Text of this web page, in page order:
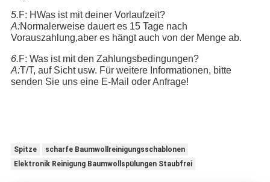
5.F: HWas ist mit deiner Vorlaufzeit?
A:Normalerweise dauert es 15 Tage nach
Vorauszahlung,aber es hängt auch von der Menge ab.
6.F: Was ist mit den Zahlungsbedingungen?
A:T/T, auf Sicht usw. Für weitere Informationen, bitte
senden Sie uns eine E-Mail oder Anfrage!
Spitze
scharfe Baumwollreinigungsschablonen
Elektronik Reinigung Baumwollspülungen Staubfrei